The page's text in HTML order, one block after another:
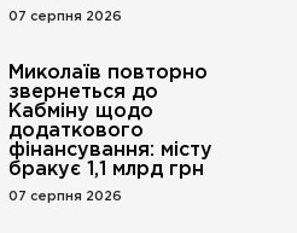
07 серпня 2026
Миколаїв повторно
звернеться до
Кабміну щодо
додаткового
фінансування: місту
бракує 1,1 млрд грн
07 серпня 2026